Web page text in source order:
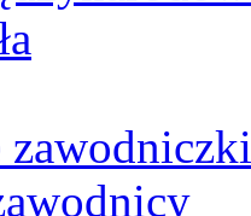
zawodniczki